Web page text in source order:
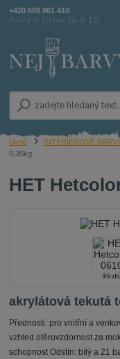
+420 608 861 410
Po-Pá 8-16 hod (So 8-12)
Úvod INTERIÉROVÉ
0,35kg
HET
akrylátová tekutá
Přednosti: pro vnitřní a
vzhled otěruvzdornost za
schopnost Odstín: bílý a 21